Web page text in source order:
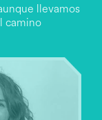
llevamos
camino